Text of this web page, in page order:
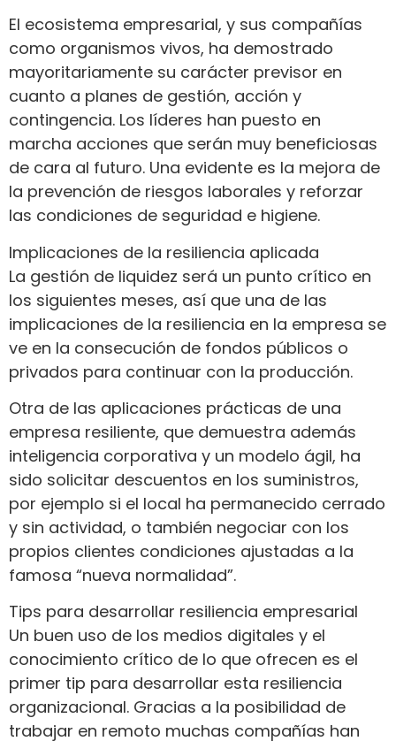
El ecosistema empresarial, y sus compañías
como organismos vivos, ha demostrado
mayoritariamente su carácter previsor en
cuanto a planes de gestión, acción y
contingencia. Los líderes han puesto en
marcha acciones que serán muy beneficiosas
de cara al futuro. Una evidente es la mejora de
la prevención de riesgos laborales y reforzar
las condiciones de seguridad e higiene.
Implicaciones de la resiliencia aplicada
La gestión de liquidez será un punto crítico en
los siguientes meses, así que una de las
implicaciones de la resiliencia en la empresa se
ve en la consecución de fondos públicos o
privados para continuar con la producción.
Otra de las aplicaciones prácticas de una
empresa resiliente, que demuestra además
inteligencia corporativa y un modelo ágil, ha
sido solicitar descuentos en los suministros,
por ejemplo si el local ha permanecido cerrado
y sin actividad, o también negociar con los
propios clientes condiciones ajustadas a la
famosa “nueva normalidad”.
Tips para desarrollar resiliencia empresarial
Un buen uso de los medios digitales y el
conocimiento crítico de lo que ofrecen es el
primer tip para desarrollar esta resiliencia
organizacional. Gracias a la posibilidad de
trabajar en remoto muchas compañías han